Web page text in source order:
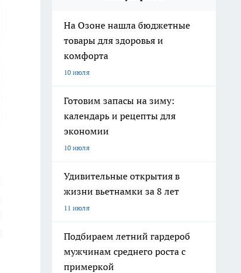
На Озоне нашла бюджетные
товары для здоровья и
комфорта
10 июля
Готовим запасы на зиму:
календарь и рецепты для
экономии
10 июля
Удивительные открытия в
жизни вьетнамки за 8 лет
11 июля
Подбираем летний гардероб
мужчинам среднего роста с
примеркой